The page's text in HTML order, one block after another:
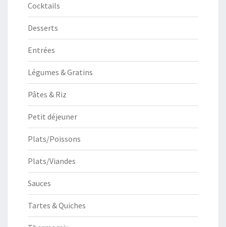
Cocktails
Desserts
Entrées
Légumes & Gratins
Pâtes & Riz
Petit déjeuner
Plats/Poissons
Plats/Viandes
Sauces
Tartes & Quiches